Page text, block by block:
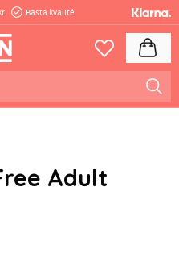
Bästa kvalité
Favoriter
Adult